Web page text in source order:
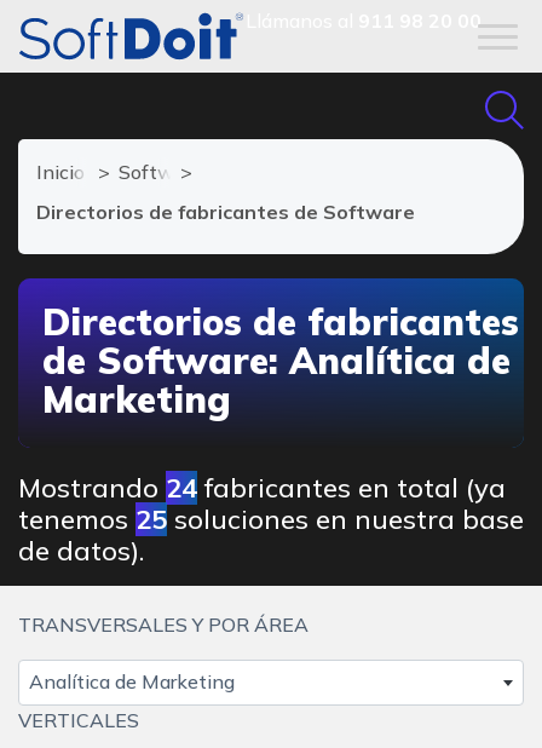
911 98 20 00
Inicio
Software Analítica de Marketing
Directorios de fabricantes de Software
Directorios de fabricantes
de Software: Analítica de
Marketing
Mostrando 24fabricantes en total (ya
tenemos 25 soluciones en nuestra base
de datos).
TRANSVERSALES Y POR ÁREA
Analítica de Marketing
VERTICALES